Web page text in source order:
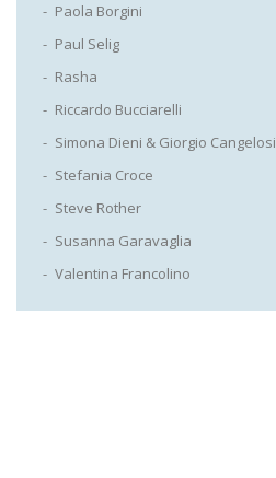
Paola Borgini
Paul Selig
Rasha
Riccardo Bucciarelli
Simona Dieni & Giorgio Cangelosi
Stefania Croce
Steve Rother
Susanna Garavaglia
Valentina Francolino